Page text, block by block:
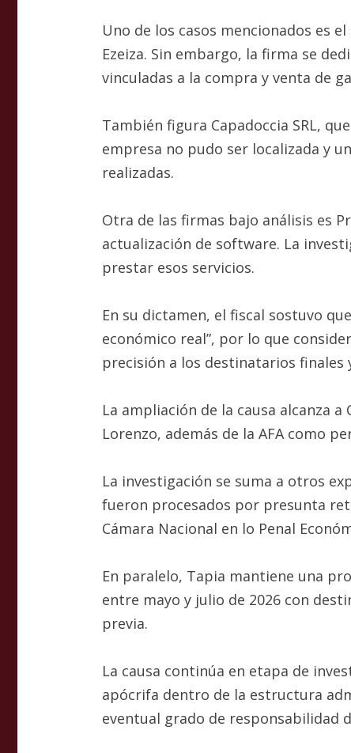
Uno de los casos mencionados es
Ezeiza. Sin embargo, la firma se
vinculadas a la compra y venta de
También figura Capadoccia SRL,
empresa no pudo ser localizada y
realizadas.
Otra de las firmas bajo análisis es
actualización de software. La
prestar esos servicios.
En su dictamen, el fiscal sostuvo
económico real”, por lo que
precisión a los destinatarios
La ampliación de la causa alcanza
Lorenzo, además de la AFA como
La investigación se suma a otros
fueron procesados por presunta
Cámara Nacional en lo Penal
En paralelo, Tapia mantiene una
entre mayo y julio de 2026 con
previa.
La causa continúa en etapa de
apócrifa dentro de la estructura
eventual grado de responsabilidad